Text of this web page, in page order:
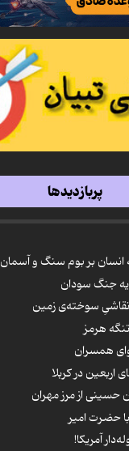
پربازدیدها
انسان بر بوم سنگ و آسمان
جنگ سودان
سوخته‌ی زمین
هرمز
در کربلا
حسینی از مرز مهران
حضرت امیر
آمریکا!